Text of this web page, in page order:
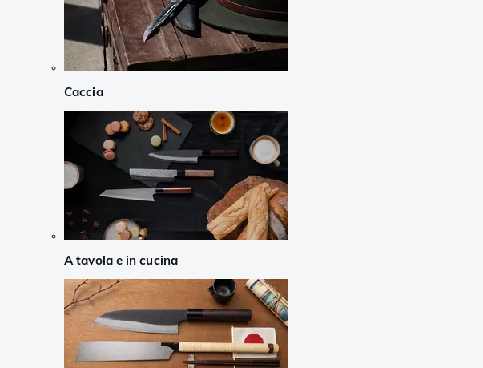
Caccia
A tavola e in cucina